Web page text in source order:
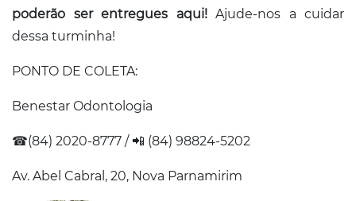
poderão ser entregues aqui!Ajude-nos a cuidar
dessa turminha!
PONTO DE COLETA:
Benestar Odontologia
☎(84) 2020-8777 / 📲 (84) 98824-5202
Av. Abel Cabral, 20, Nova Parnamirim